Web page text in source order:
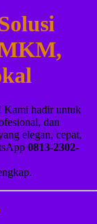
Kami hadir untuk
dan
elegan, cepat,
0813-2302-